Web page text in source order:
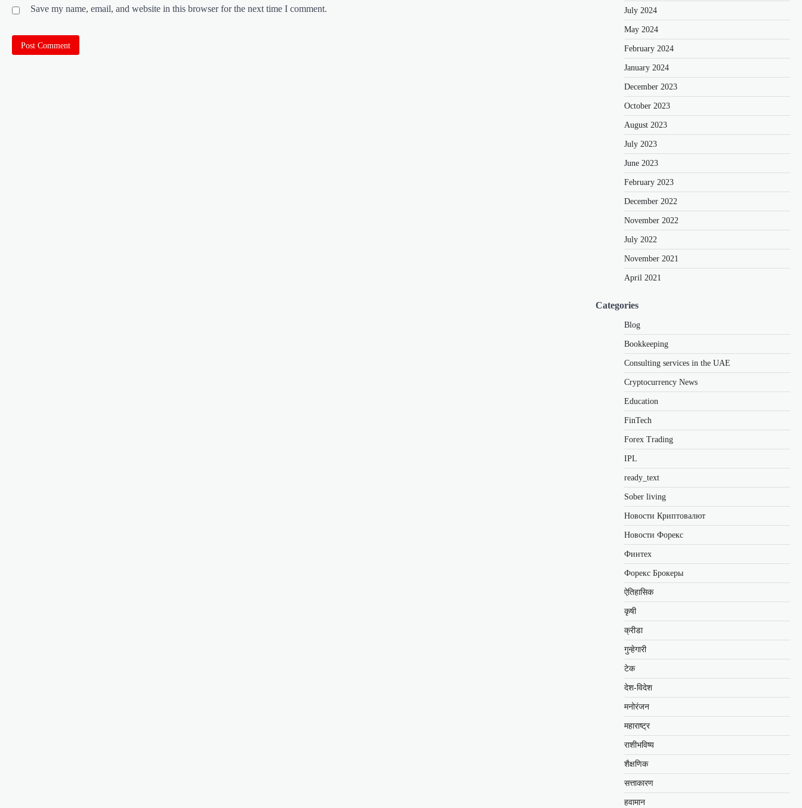
Save my name, email, and website in this browser for the next time I comment. July 2024
May 2024
February 2024
January 2024
December 2023
October 2023
August 2023
July 2023
June 2023
February 2023
December 2022
November 2022
July 2022
November 2021
April 2021
Categories
Blog
Bookkeeping
Consulting services in the UAE
Cryptocurrency News
Education
FinTech
Forex Trading
IPL
ready_text
Sober living
Новости Криптовалют
Новости Форекс
Финтех
Форекс Брокеры
ऐतिहासिक
कृषी
क्रीडा
गुन्हेगारी
टेक
देश-विदेश
मनोरंजन
महाराष्ट्र
राशीभविष्य
शैक्षणिक
सत्ताकारण
हवामान